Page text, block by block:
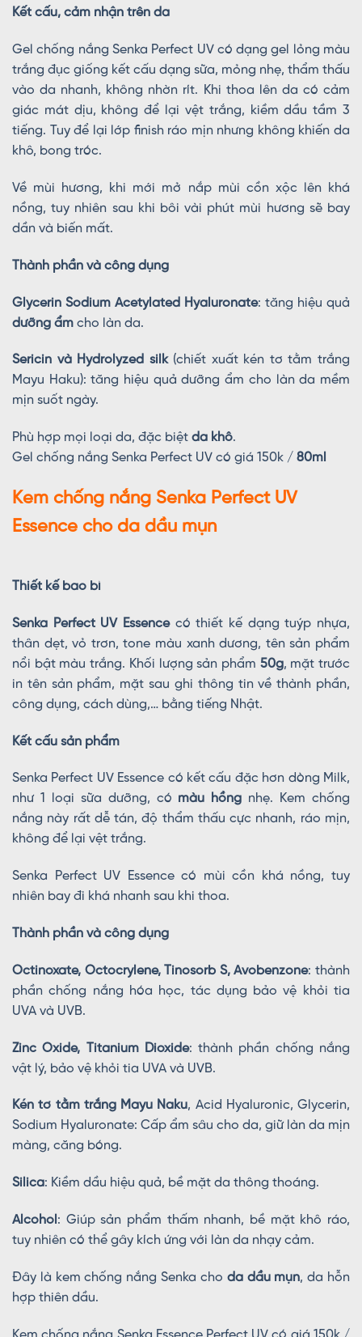
Kết cấu, cảm nhận trên da
Gel chống nắng Senka Perfect UV có dạng gel lỏng màu
trắng đục giống kết cấu dạng sữa, mỏng nhẹ, thẩm thấu
vào da nhanh, không nhờn rít. Khi thoa lên da có cảm
giác mát dịu, không để lại vệt trắng, kiềm dầu tầm 3
tiếng. Tuy để lại lớp finish ráo mịn nhưng không khiến da
khô, bong tróc.
Về mùi hương, khi mới mở nắp mùi cồn xộc lên khá
nồng, tuy nhiên sau khi bôi vài phút mùi hương sẽ bay
dần và biến mất.
Thành phần và công dụng
Glycerin Sodium Acetylated Hyaluronate: tăng hiệu quả
dưỡng ẩm cho làn da.
Sericin và Hydrolyzed silk(chiết xuất kén tơ tằm trắng
Mayu Haku): tăng hiệu quả dưỡng ẩm cho làn da mềm
mịn suốt ngày.
Phù hợp mọi loại da, đặc biệt da khô.
Gel chống nắng Senka Perfect UV có giá 150k / 80ml
Kem chống nắng Senka Perfect UV
Essence cho da dầu mụn
Thiết kế bao bì
Senka Perfect UV Essence có thiết kế dạng tuýp nhựa,
thân dẹt, vỏ trơn, tone màu xanh dương, tên sản phẩm
nổi bật màu trắng. Khối lượng sản phẩm 50g, mặt trước
in tên sản phẩm, mặt sau ghi thông tin về thành phần,
công dụng, cách dùng,… bằng tiếng Nhật.
Kết cấu sản phẩm
Senka Perfect UV Essence có kết cấu đặc hơn dòng Milk,
như 1 loại sữa dưỡng, có màu hồng nhẹ. Kem chống
nắng này rất dễ tán, độ thẩm thấu cực nhanh, ráo mịn,
không để lại vệt trắng.
Senka Perfect UV Essence có mùi cồn khá nồng, tuy
nhiên bay đi khá nhanh sau khi thoa.
Thành phần và công dụng
Octinoxate, Octocrylene, Tinosorb S, Avobenzone: thành
phần chống nắng hóa học, tác dụng bảo vệ khỏi tia
UVA và UVB.
Zinc Oxide, Titanium Dioxide: thành phần chống nắng
vật lý, bảo vệ khỏi tia UVA và UVB.
Kén tơ tằm trắng Mayu Naku, Acid Hyaluronic, Glycerin,
Sodium Hyaluronate: Cấp ẩm sâu cho da, giữ làn da mịn
màng, căng bóng.
Silica: Kiềm dầu hiệu quả, bề mặt da thông thoáng.
Alcohol : Giúp sản phẩm thấm nhanh, bề mặt khô ráo,
tuy nhiên có thể gây kích ứng với làn da nhạy cảm.
Đây là kem chống nắng Senka cho da dầu mụn, da hỗn
hợp thiên dầu.